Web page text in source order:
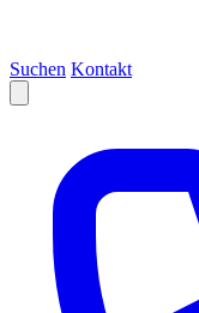
Suchen Kontakt